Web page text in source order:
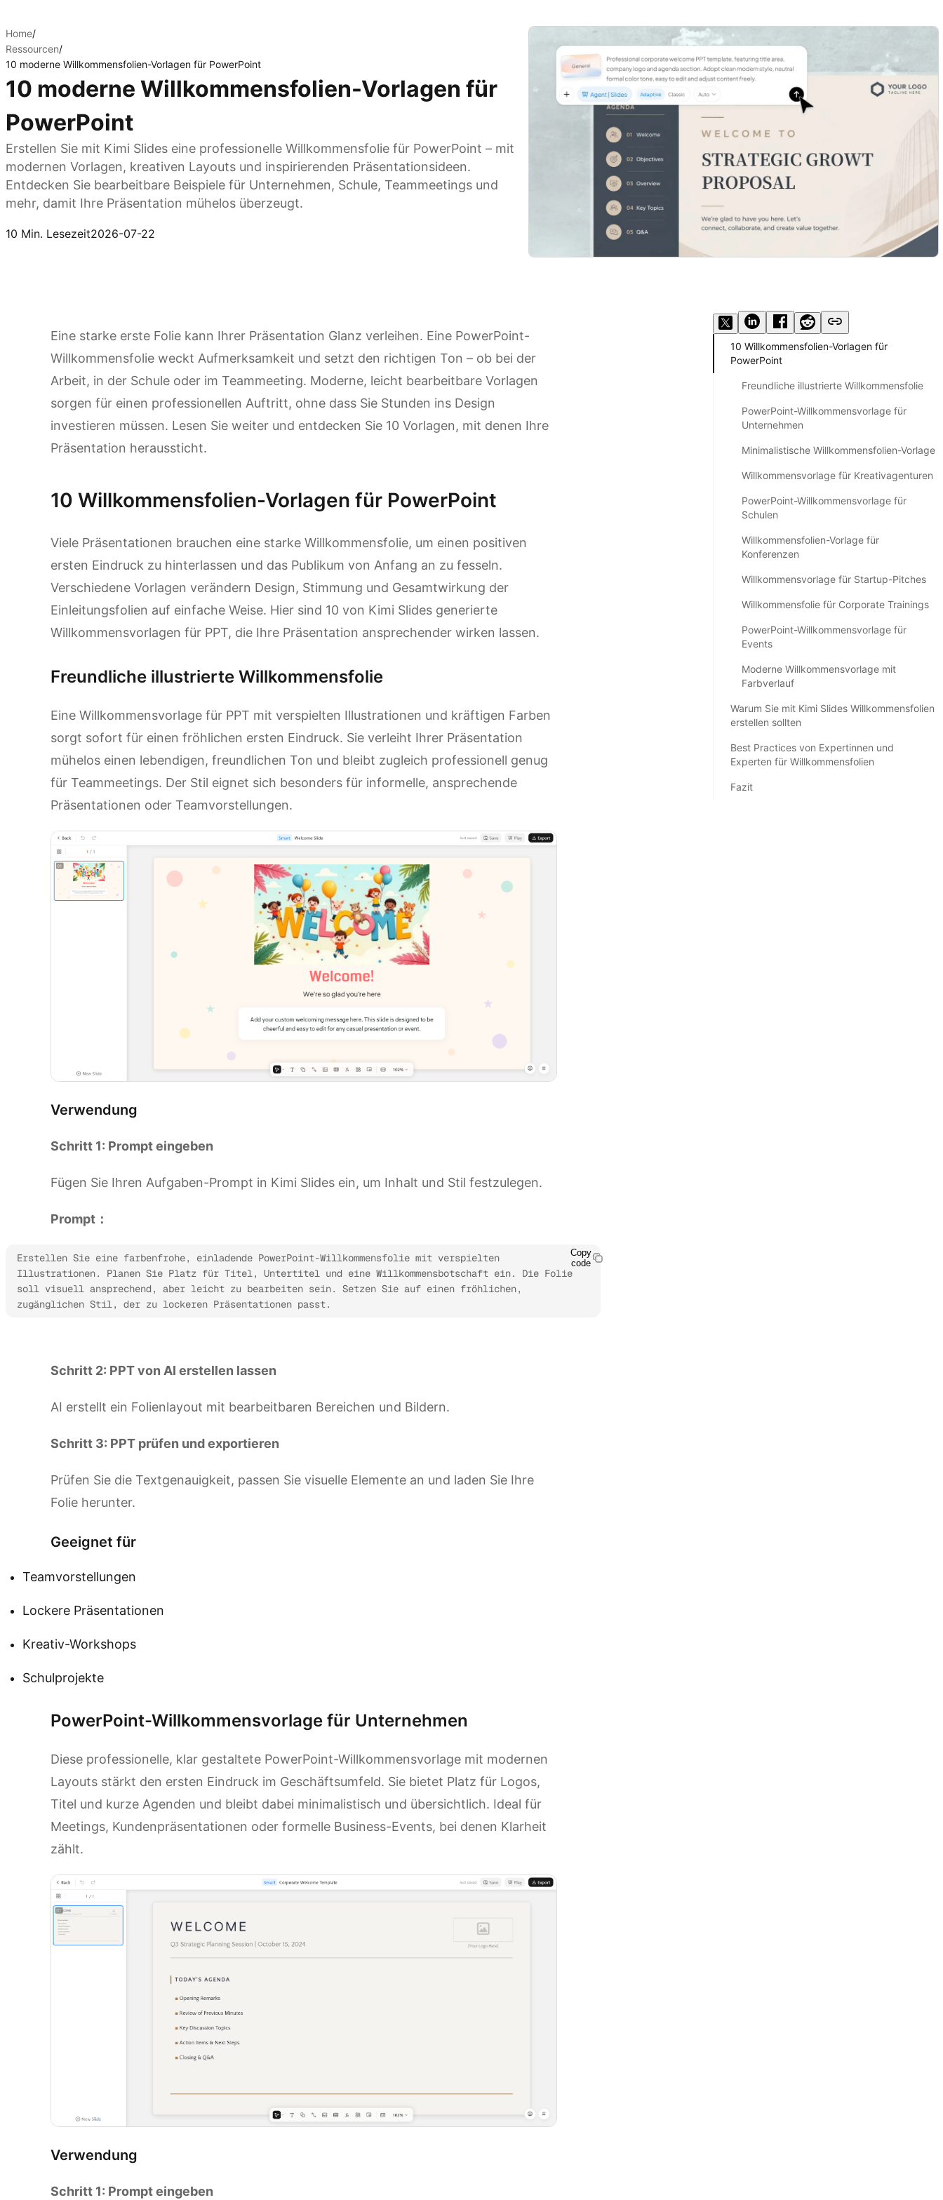
Home/
Ressourcen/
10 moderne Willkommensfolien-Vorlagen für PowerPoint
10 moderne Willkommensfolien-Vorlagen für
PowerPoint
Erstellen Sie mit Kimi Slides eine professionelle Willkommensfolie für PowerPoint – mit
modernen Vorlagen, kreativen Layouts und inspirierenden Präsentationsideen.
Entdecken Sie bearbeitbare Beispiele für Unternehmen, Schule, Teammeetings und
mehr, damit Ihre Präsentation mühelos überzeugt.
10 Min. Lesezeit2026-07-22
Eine starke erste Folie kann Ihrer Präsentation Glanz verleihen. Eine PowerPoint-
Willkommensfolie weckt Aufmerksamkeit und setzt den richtigen Ton – ob bei der
Arbeit, in der Schule oder im Teammeeting. Moderne, leicht bearbeitbare Vorlagen
sorgen für einen professionellen Auftritt, ohne dass Sie Stunden ins Design
investieren müssen. Lesen Sie weiter und entdecken Sie 10 Vorlagen, mit denen Ihre
Präsentation heraussticht.
10 Willkommensfolien-Vorlagen für PowerPoint
Viele Präsentationen brauchen eine starke Willkommensfolie, um einen positiven
ersten Eindruck zu hinterlassen und das Publikum von Anfang an zu fesseln.
Verschiedene Vorlagen verändern Design, Stimmung und Gesamtwirkung der
Einleitungsfolien auf einfache Weise. Hier sind 10 von Kimi Slides generierte
Willkommensvorlagen für PPT, die Ihre Präsentation ansprechender wirken lassen.
Freundliche illustrierte Willkommensfolie
Eine Willkommensvorlage für PPT mit verspielten Illustrationen und kräftigen Farben
sorgt sofort für einen fröhlichen ersten Eindruck. Sie verleiht Ihrer Präsentation
mühelos einen lebendigen, freundlichen Ton und bleibt zugleich professionell genug
für Teammeetings. Der Stil eignet sich besonders für informelle, ansprechende
Präsentationen oder Teamvorstellungen.
Verwendung
Schritt 1: Prompt eingeben
Fügen Sie Ihren Aufgaben-Prompt in Kimi Slides ein, um Inhalt und Stil festzulegen.
Prompt：
Erstellen Sie eine farbenfrohe, einladende PowerPoint-Willkommensfolie mit verspielten
Illustrationen. Planen Sie Platz für Titel, Untertitel und eine Willkommensbotschaft ein. Die Folie
soll visuell ansprechend, aber leicht zu bearbeiten sein. Setzen Sie auf einen fröhlichen,
zugänglichen Stil, der zu lockeren Präsentationen passt.
Copy
code
Schritt 2: PPT von AI erstellen lassen
AI erstellt ein Folienlayout mit bearbeitbaren Bereichen und Bildern.
Schritt 3: PPT prüfen und exportieren
Prüfen Sie die Textgenauigkeit, passen Sie visuelle Elemente an und laden Sie Ihre
Folie herunter.
Geeignet für
Teamvorstellungen
Lockere Präsentationen
Kreativ-Workshops
Schulprojekte
PowerPoint-Willkommensvorlage für Unternehmen
Diese professionelle, klar gestaltete PowerPoint-Willkommensvorlage mit modernen
Layouts stärkt den ersten Eindruck im Geschäftsumfeld. Sie bietet Platz für Logos,
Titel und kurze Agenden und bleibt dabei minimalistisch und übersichtlich. Ideal für
Meetings, Kundenpräsentationen oder formelle Business-Events, bei denen Klarheit
zählt.
Verwendung
Schritt 1: Prompt eingeben
10 Willkommensfolien-Vorlagen für
PowerPoint
Freundliche illustrierte Willkommensfolie
PowerPoint-Willkommensvorlage für
Unternehmen
Minimalistische Willkommensfolien-Vorlage
Willkommensvorlage für Kreativagenturen
PowerPoint-Willkommensvorlage für
Schulen
Willkommensfolien-Vorlage für
Konferenzen
Willkommensvorlage für Startup-Pitches
Willkommensfolie für Corporate Trainings
PowerPoint-Willkommensvorlage für
Events
Moderne Willkommensvorlage mit
Farbverlauf
Warum Sie mit Kimi Slides Willkommensfolien
erstellen sollten
Best Practices von Expertinnen und
Experten für Willkommensfolien
Fazit